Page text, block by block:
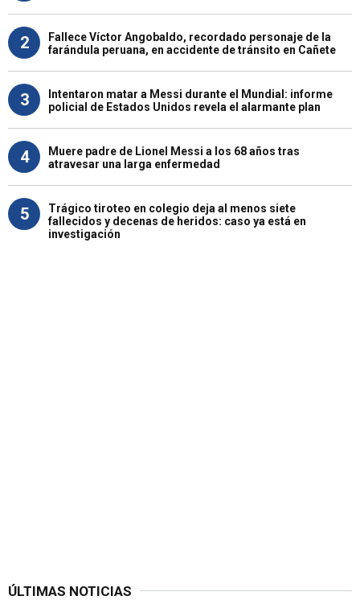
2
Fallece Víctor Angobaldo, recordado personaje de la
farándula peruana, en accidente de tránsito en Cañete
3
Intentaron matar a Messi durante el Mundial: informe
policial de Estados Unidos revela el alarmante plan
4
Muere padre de Lionel Messi a los 68 años tras
atravesar una larga enfermedad
5
Trágico tiroteo en colegio deja al menos siete
fallecidos y decenas de heridos: caso ya está en
investigación
ÚLTIMAS NOTICIAS